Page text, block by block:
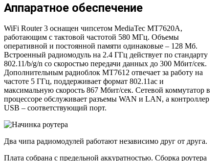
Аппаратное обеспечение
WiFi Router 3 оснащен чипсетом MediaTec MT7620A,
работающим с тактовой частотой 580 МГц. Объемы
оперативной и постоянной памяти одинаковые – 128 Мб.
Встроенный радиомодуль на 2.4 ГГц действует по стандарту
802.11/b/g/n со скоростью передачи данных до 300 Мбит/сек.
Дополнительным радиоблок MT7612 отвечает за работу на
частоте 5 ГГц, поддерживает формат 802.11ac и
максимальную скорость 867 Мбит/сек. Сетевой коммутатор в
процессоре обслуживает разъемы WAN и LAN, а контроллер
USB – соответствующий порт.
Два чипа радиомодулей работают независимо друг от друга.
Плата собрана с предельной аккуратностью. Сборка роутера